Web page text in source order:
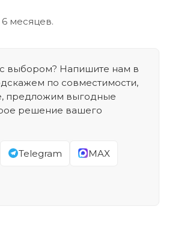
месяцев.
выбором? Напишите нам в
по совместимости,
предложим выгодные
решение вашего
Telegram MAX